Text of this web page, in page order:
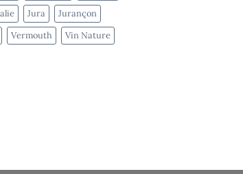
Jura
Jurançon
Vermouth
Vin Nature